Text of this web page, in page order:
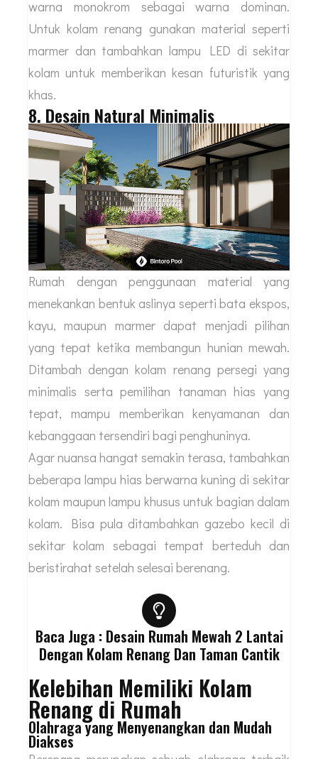
warna monokrom sebagai warna dominan.
Untuk kolam renang gunakan material seperti
marmer dan tambahkan lampu LED di sekitar
kolam untuk memberikan kesan futuristik yang
khas.
8. Desain Natural Minimalis
Rumah dengan penggunaan material yang
menekankan bentuk aslinya seperti bata ekspos,
kayu, maupun marmer dapat menjadi pilihan
yang tepat ketika membangun hunian mewah.
Ditambah dengan kolam renang persegi yang
minimalis serta pemilihan tanaman hias yang
tepat, mampu memberikan kenyamanan dan
kebanggaan tersendiri bagi penghuninya.
Agar nuansa hangat semakin terasa, tambahkan
beberapa lampu hias berwarna kuning di sekitar
kolam maupun lampu khusus untuk bagian dalam
kolam. Bisa pula ditambahkan gazebo kecil di
sekitar kolam sebagai tempat berteduh dan
beristirahat setelah selesai berenang.
Baca Juga : Desain Rumah Mewah 2 Lantai
Dengan Kolam Renang Dan Taman Cantik
Kelebihan Memiliki Kolam
Renang di Rumah
Olahraga yang Menyenangkan dan Mudah
Diakses